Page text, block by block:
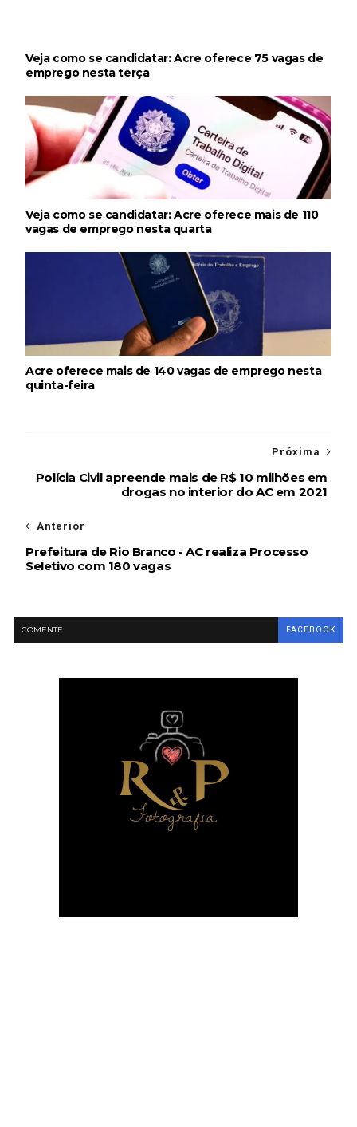
Veja como se candidatar: Acre oferece 75 vagas de
emprego nesta terça
Veja como se candidatar: Acre oferece mais de 110
vagas de emprego nesta quarta
Acre oferece mais de 140 vagas de emprego nesta
quinta-feira
Próxima
Polícia Civil apreende mais de R$ 10 milhões em
drogas no interior do AC em 2021
Anterior
Prefeitura de Rio Branco - AC realiza Processo
Seletivo com 180 vagas
COMENTE FACEBOOK